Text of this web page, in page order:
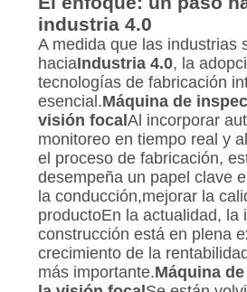
industria 4.0
A medida que las industrias
haciaIndustria 4.0, la
tecnologías de fabricación
esencial.Máquina de
visión focal Al incorporar
monitoreo en tiempo real y
el proceso de fabricación,
desempeña un papel clave
la conducción,mejorar la
productoEn la actualidad, la
construcción está en plena
crecimiento de la
más importante.Máquina